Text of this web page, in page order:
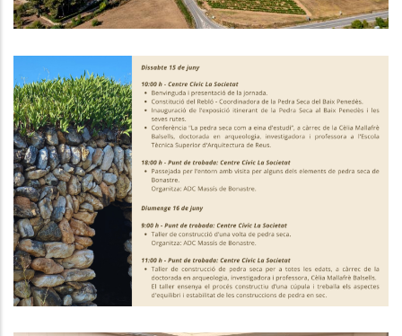
1a Trobada Pedra Seca Baix
Penedès - 15 I 16 De Juny
Altres